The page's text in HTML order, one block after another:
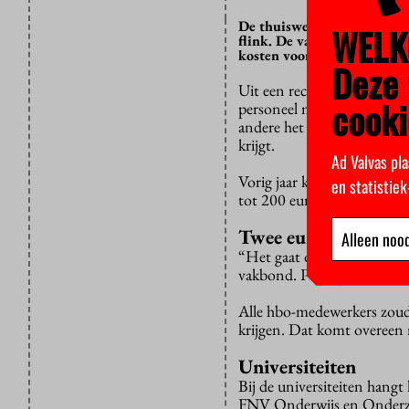
De
flink. De vakbonden willen
kosten voor de
Uit een recente rondgang
personeel momenteel
andere het dubbele
krijgt.
Vorig jaar keerden veel
tot 200 euro. SaxNow, de
Twee euro
“Het gaat om substantieel
vakbond. Pogingen om de
Alle hbo-medewerkers
krijgen. Dat komt overeen
Universiteiten
Bij de universiteiten hangt
FNV Onderwijs en
Ad Valvas
en
Alleen